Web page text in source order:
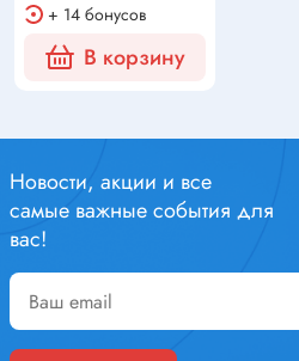
+ 14 бонусов
В корзину
Новости, акции и все
самые важные события для
вас!